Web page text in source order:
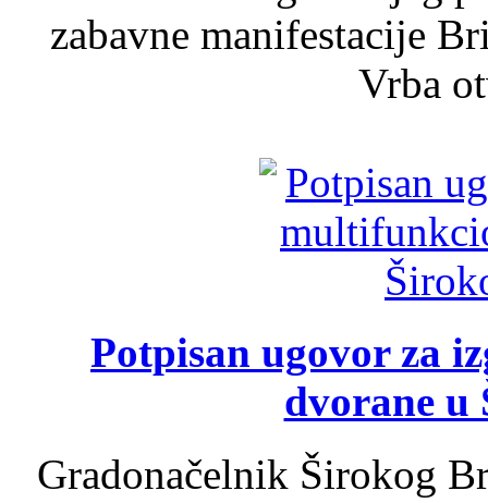
zabavne manifestacije
Vrba
Potpisan ugovor za
dvorane u
Gradonačelnik Širokog